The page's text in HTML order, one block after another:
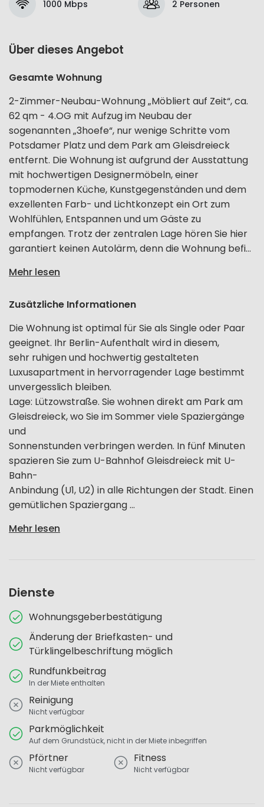
1000 Mbps 2 Personen
Über dieses Angebot
Gesamte Wohnung
2-Zimmer-Neubau-Wohnung „Möbliert auf Zeit“, ca.
62 qm - 4.OG mit Aufzug im Neubau der
sogenannten „3hoefe“, nur wenige Schritte vom
Potsdamer Platz und dem Park am Gleisdreieck
entfernt. Die Wohnung ist aufgrund der Ausstattung
mit hochwertigen Designermöbeln, einer
topmodernen Küche, Kunstgegenständen und dem
exzellenten Farb- und Lichtkonzept ein Ort zum
Wohlfühlen, Entspannen und um Gäste zu
empfangen. Trotz der zentralen Lage hören Sie hier
garantiert keinen Autolärm, denn die Wohnung befi...
Mehr lesen
Zusätzliche Informationen
Die Wohnung ist optimal für Sie als Single oder Paar
geeignet. Ihr Berlin-Aufenthalt wird in diesem,
sehr ruhigen und hochwertig gestalteten
Luxusapartment in hervorragender Lage bestimmt
unvergesslich bleiben.
Lage: Lützowstraße. Sie wohnen direkt am Park am
Gleisdreieck, wo Sie im Sommer viele Spaziergänge
und
Sonnenstunden verbringen werden. In fünf Minuten
spazieren Sie zum U-Bahnhof Gleisdreieck mit U-
Bahn-
Anbindung (U1, U2) in alle Richtungen der Stadt. Einen
gemütlichen Spaziergang ...
Mehr lesen
Dienste
Wohnungsgeberbestätigung
Änderung der Briefkasten- und
Türklingelbeschriftung möglich
Rundfunkbeitrag
In der Miete enthalten
Reinigung
Nicht verfügbar
Parkmöglichkeit
Auf dem Grundstück, nicht in der Miete inbegriffen
Pförtner
Nicht verfügbar
Fitness
Nicht verfügbar